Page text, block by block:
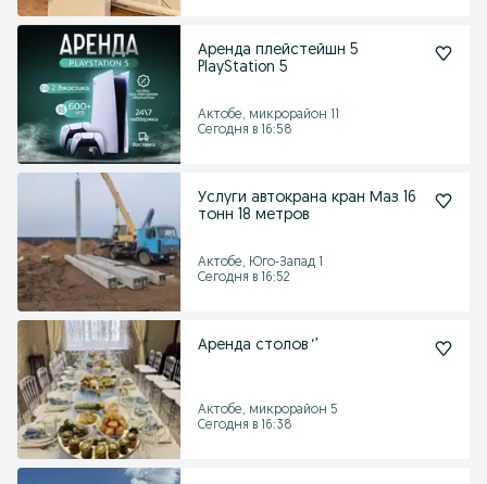
Аренда плейстейшн 5
PlayStation 5
Актобе, микрорайон 11
Сегодня в 16:58
Услуги автокрана кран Маз 16
тонн 18 метров
Актобе, Юго-Запад 1
Сегодня в 16:52
Аренда столов ‘’
Актобе, микрорайон 5
Сегодня в 16:38